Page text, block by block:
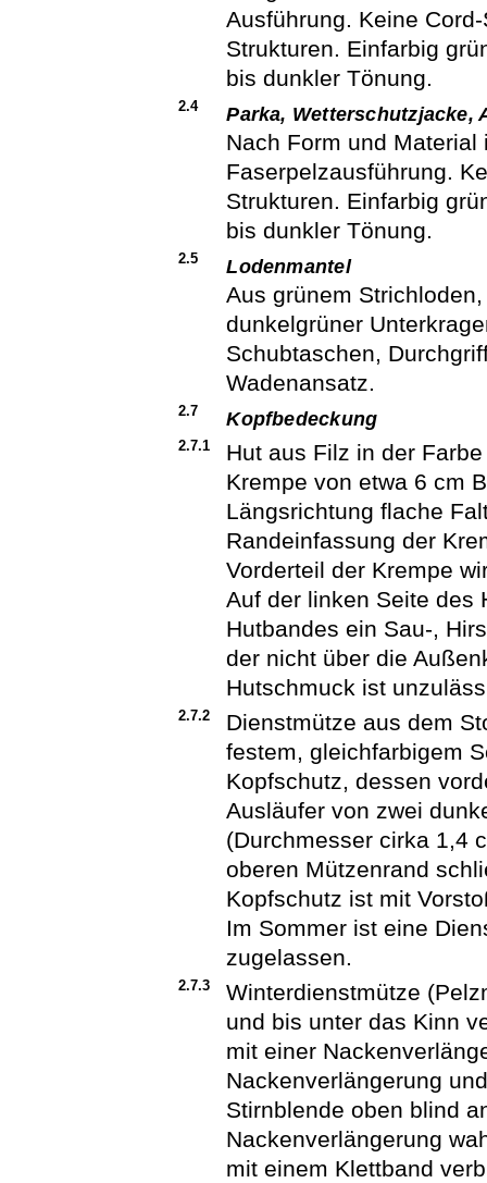
Ausführung. Keine
Strukturen. Einfarbig
bis dunkler Tönung.
2.4 Parka, Wetterschutzjacke,
Nach Form und
Faserpelzausführung.
Strukturen. Einfarbig
bis dunkler Tönung.
2.5 Lodenmantel
Aus grünem
dunkelgrüner
Schubtaschen,
Wadenansatz.
2.7 Kopfbedeckung
2.7.1
Hut aus Filz in der
Krempe von etwa 6 cm
Längsrichtung flache
Randeinfassung der
Vorderteil der Krempe
Auf der linken Seite des
Hutbandes ein Sau-,
der nicht über die
Hutschmuck ist
2.7.2
Dienstmütze aus dem
festem, gleichfarbigem
Kopfschutz, dessen
Ausläufer von zwei
(Durchmesser cirka 1,4
oberen Mützenrand
Kopfschutz ist mit
Im Sommer ist eine
zugelassen.
2.7.3
Winterdienstmütze
und bis unter das Kinn
mit einer
Nackenverlängerung
Stirnblende oben blind
Nackenverlängerung
mit einem Klettband